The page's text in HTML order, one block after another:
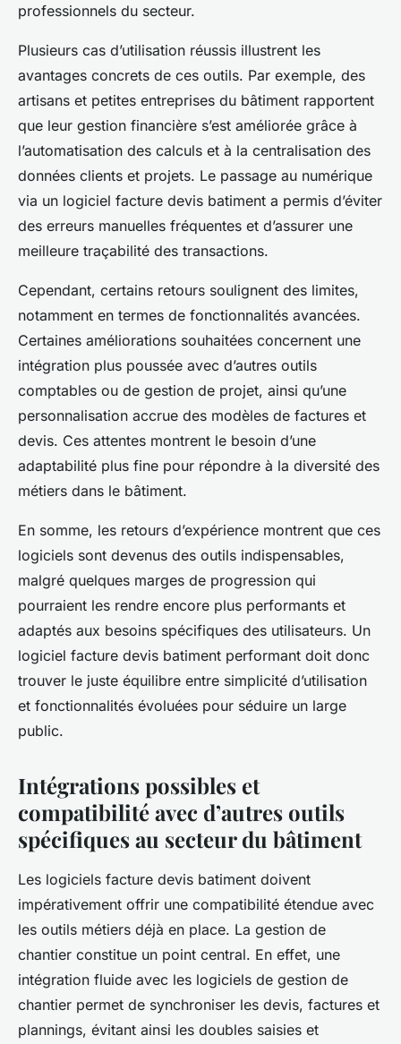
professionnels du secteur.
Plusieurs cas d’utilisation réussis illustrent les
avantages concrets de ces outils. Par exemple, des
artisans et petites entreprises du bâtiment rapportent
que leur gestion financière s’est améliorée grâce à
l’automatisation des calculs et à la centralisation des
données clients et projets. Le passage au numérique
via un logiciel facture devis batiment a permis d’éviter
des erreurs manuelles fréquentes et d’assurer une
meilleure traçabilité des transactions.
Cependant, certains retours soulignent des limites,
notamment en termes de fonctionnalités avancées.
Certaines améliorations souhaitées concernent une
intégration plus poussée avec d’autres outils
comptables ou de gestion de projet, ainsi qu’une
personnalisation accrue des modèles de factures et
devis. Ces attentes montrent le besoin d’une
adaptabilité plus fine pour répondre à la diversité des
métiers dans le bâtiment.
En somme, les retours d’expérience montrent que ces
logiciels sont devenus des outils indispensables,
malgré quelques marges de progression qui
pourraient les rendre encore plus performants et
adaptés aux besoins spécifiques des utilisateurs. Un
logiciel facture devis batiment performant doit donc
trouver le juste équilibre entre simplicité d’utilisation
et fonctionnalités évoluées pour séduire un large
public.
Intégrations possibles et
compatibilité avec d’autres outils
spécifiques au secteur du bâtiment
Les logiciels facture devis batiment doivent
impérativement offrir une compatibilité étendue avec
les outils métiers déjà en place. La gestion de
chantier constitue un point central. En effet, une
intégration fluide avec les logiciels de gestion de
chantier permet de synchroniser les devis, factures et
plannings, évitant ainsi les doubles saisies et